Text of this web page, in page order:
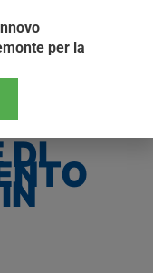
DI
per la